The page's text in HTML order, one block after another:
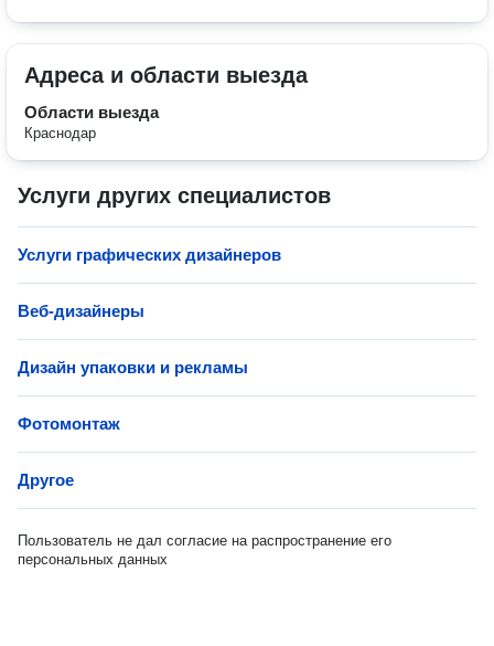
Адреса и области выезда
Области выезда
Краснодар
Услуги других специалистов
Услуги графических дизайнеров
Веб-дизайнеры
Дизайн упаковки и рекламы
Фотомонтаж
Другое
Пользователь не дал согласие на распространение его
персональных данных